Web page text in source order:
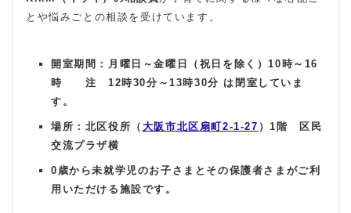
とや悩みごとの相談を受けています。
開室期間：月曜日～金曜日（祝日を除く）10時～16
時 注 12時30分～13時30分 は閉室していま
す。
場所：北区役所（ 大阪市北区扇町2-1-27 ）1階 区民
交流プラザ横
0歳から未就学児のお子さまとその保護者さまがご利
用いただける施設です。